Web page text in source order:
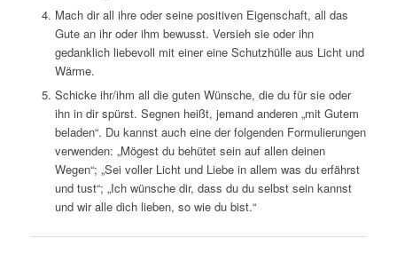
Mach dir all ihre oder seine positiven Eigenschaft, all das
Gute an ihr oder ihm bewusst. Versieh sie oder ihn
gedanklich liebevoll mit einer eine Schutzhülle aus Licht und
Wärme.
Schicke ihr/ihm all die guten Wünsche, die du für sie oder
ihn in dir spürst. Segnen heißt, jemand anderen „mit Gutem
beladen“. Du kannst auch eine der folgenden Formulierungen
verwenden: „Mögest du behütet sein auf allen deinen
Wegen“; „Sei voller Licht und Liebe in allem was du erfährst
und tust“; „Ich wünsche dir, dass du du selbst sein kannst
und wir alle dich lieben, so wie du bist.“